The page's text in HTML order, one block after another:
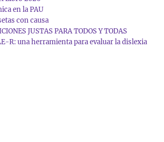
en la PAU
con causa
JUSTAS PARA TODOS Y TODAS
R: una herramienta para evaluar la dislexia